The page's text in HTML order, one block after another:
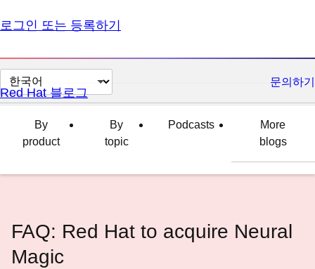
로그인 또는 등록하기
페
이
변
문의하기
Red Hat 블로그
By
product
By
topic
Podcasts
More
blogs
FAQ: Red Hat to acquire Neural
Magic